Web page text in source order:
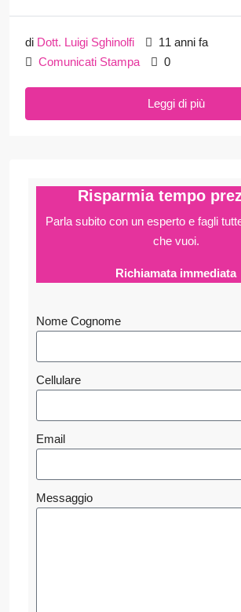
di Dott. Luigi Sghinolfi
11 anni fa
Comunicati Stampa
0
Leggi di più
Risparmia tempo
Parla subito con un esperto e fagli
che vuoi.
Richiamata immediata
Nome Cognome
Cellulare
Email
Messaggio